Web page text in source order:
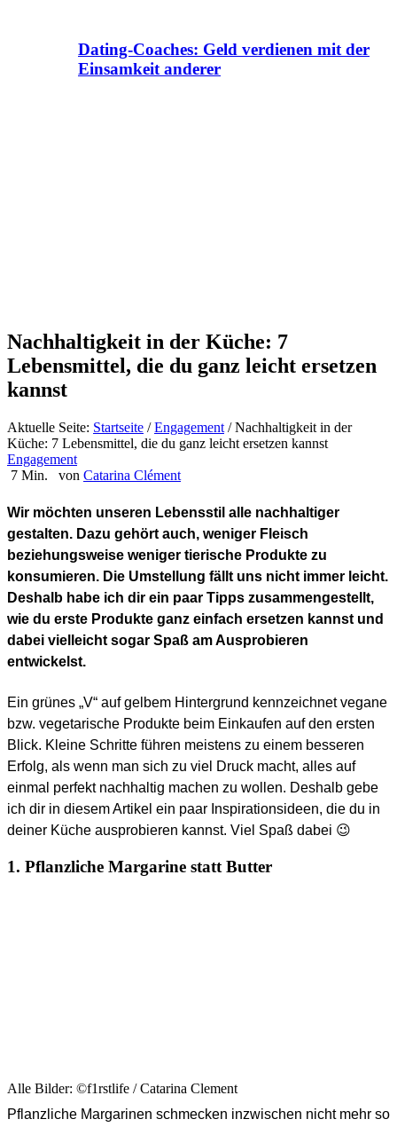
Dating-Coaches: Geld verdienen mit der
Einsamkeit anderer
Nachhaltigkeit in der Küche: 7
Lebensmittel, die du ganz leicht ersetzen
kannst
Aktuelle Seite: Startseite / Engagement /Nachhaltigkeit in der
Küche: 7 Lebensmittel, die du ganz leicht ersetzen kannst
Engagement
7 Min.
von Catarina Clément
Wir möchten unseren Lebensstil alle nachhaltiger
gestalten. Dazu gehört auch, weniger Fleisch
beziehungsweise weniger tierische Produkte zu
konsumieren. Die Umstellung fällt uns nicht immer leicht.
Deshalb habe ich dir ein paar Tipps zusammengestellt,
wie du erste Produkte ganz einfach ersetzen kannst und
dabei vielleicht sogar Spaß am Ausprobieren
entwickelst.
Ein grünes „V“ auf gelbem Hintergrund kennzeichnet vegane
bzw. vegetarische Produkte beim Einkaufen auf den ersten
Blick. Kleine Schritte führen meistens zu einem besseren
Erfolg, als wenn man sich zu viel Druck macht, alles auf
einmal perfekt nachhaltig machen zu wollen. Deshalb gebe
ich dir in diesem Artikel ein paar Inspirationsideen, die du in
deiner Küche ausprobieren kannst. Viel Spaß dabei 😉
1. Pflanzliche Margarine statt Butter
Alle Bilder: ©f1rstlife / Catarina Clement
Pflanzliche Margarinen schmecken inzwischen nicht mehr so